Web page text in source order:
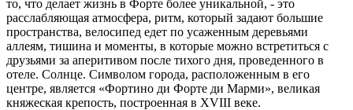
то, что делает жизнь в Форте более уникальной, - это
расслабляющая атмосфера, ритм, который задают большие
пространства, велосипед едет по усаженным деревьями
аллеям, тишина и моменты, в которые можно встретиться с
друзьями за аперитивом после тихого дня, проведенного в
отеле. Солнце. Символом города, расположенным в его
центре, является «Фортино ди Форте ди Марми», великая
княжеская крепость, построенная в XVIII веке.